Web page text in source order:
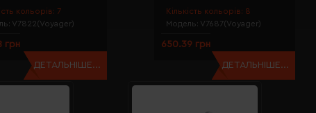
кольорів: 7
V7822(Voyager)
грн
ДЕТАЛЬНІШЕ...
Кількість кольорів: 8
Модель: V7687(Voyager)
650.39 грн
ДЕТАЛЬНІШЕ...